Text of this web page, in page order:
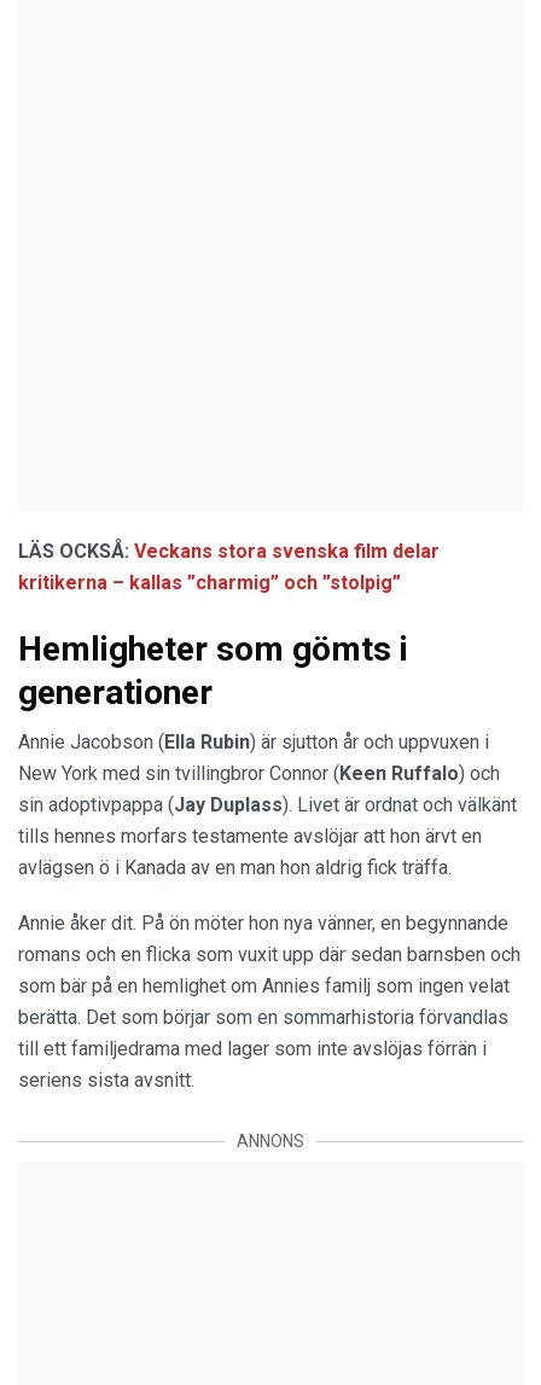
LÄS OCKSÅ: Veckans stora svenska film delar
kritikerna – kallas ”charmig” och ”stolpig”
Hemligheter som gömts i
generationer
Annie Jacobson ( Ella Rubin) är sjutton år och uppvuxen i
New York med sin tvillingbror Connor ( Keen Ruffalo) och
sin adoptivpappa (Jay Duplass). Livet är ordnat och välkänt
tills hennes morfars testamente avslöjar att hon ärvt en
avlägsen ö i Kanada av en man hon aldrig fick träffa.
Annie åker dit. På ön möter hon nya vänner, en begynnande
romans och en flicka som vuxit upp där sedan barnsben och
som bär på en hemlighet om Annies familj som ingen velat
berätta. Det som börjar som en sommarhistoria förvandlas
till ett familjedrama med lager som inte avslöjas förrän i
seriens sista avsnitt.
ANNONS